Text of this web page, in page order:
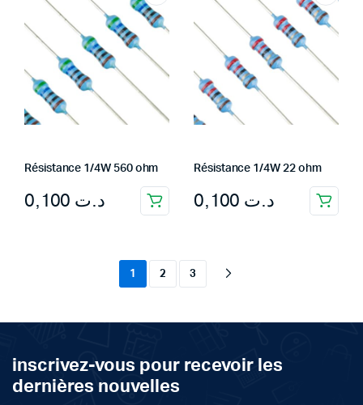
Résistance 1/4W 560 ohm
د.ت
Résistance 1/4W 22 ohm
د.ت
1 2 3
inscrivez-vous pour recevoir les
dernières nouvelles